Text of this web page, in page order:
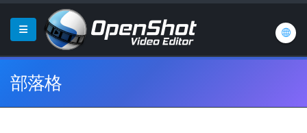
部落格